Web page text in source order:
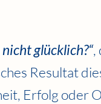
glücklich?“,
Resultat
Erfolg oder